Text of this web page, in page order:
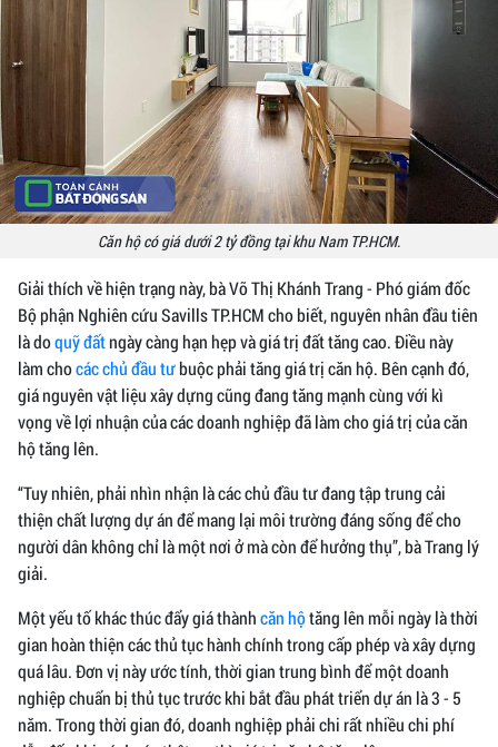
Căn hộ có giá dưới 2 tỷ đồng tại khu Nam TP.HCM.
Giải thích về hiện trạng này, bà Võ Thị Khánh Trang - Phó giám đốc
Bộ phận Nghiên cứu Savills TP.HCM cho biết, nguyên nhân đầu tiên
là doquỹ đấtngày càng hạn hẹp và giá trị đất tăng cao. Điều này
làm chocác chủ đầu tưbuộc phải tăng giá trị căn hộ. Bên cạnh đó,
giá nguyên vật liệu xây dựng cũng đang tăng mạnh cùng với kì
vọng về lợi nhuận của các doanh nghiệp đã làm cho giá trị của căn
hộ tăng lên.
“Tuy nhiên, phải nhìn nhận là các chủ đầu tư đang tập trung cải
thiện chất lượng dự án để mang lại môi trường đáng sống để cho
người dân không chỉ là một nơi ở mà còn để hưởng thụ”, bà Trang lý
giải.
Một yếu tố khác thúc đẩy giá thànhcăn hộtăng lên mỗi ngày là thời
gian hoàn thiện các thủ tục hành chính trong cấp phép và xây dựng
quá lâu. Đơn vị này ước tính, thời gian trung bình để một doanh
nghiệp chuẩn bị thủ tục trước khi bắt đầu phát triển dự án là 3 - 5
năm. Trong thời gian đó, doanh nghiệp phải chi rất nhiều chi phí